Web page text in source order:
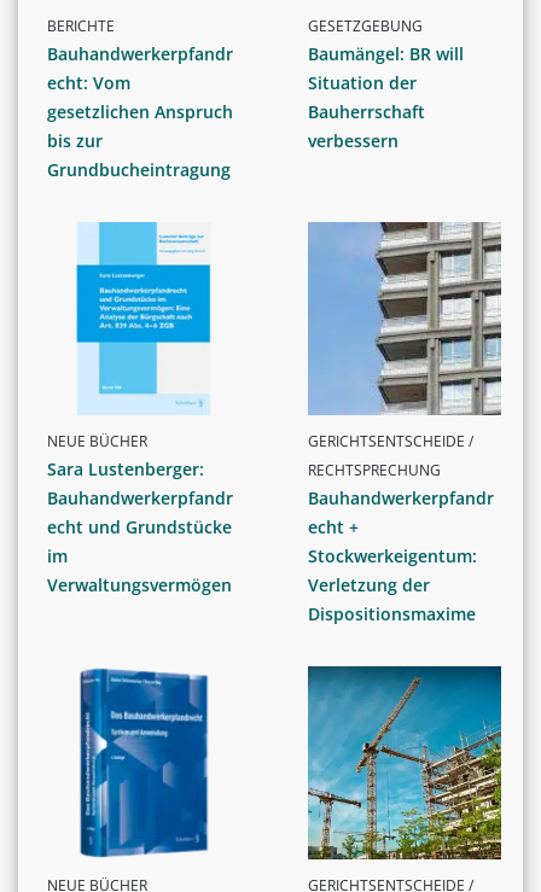
BERICHTE
Bauhandwerkerpfandr
echt: Vom
gesetzlichen Anspruch
bis zur
Grundbucheintragung
GESETZGEBUNG
Baumängel: BR will
Situation der
Bauherrschaft
verbessern
NEUE BÜCHER
Sara Lustenberger:
Bauhandwerkerpfandr
echt und Grundstücke
im
Verwaltungsvermögen
GERICHTSENTSCHEIDE /
RECHTSPRECHUNG
Bauhandwerkerpfandr
echt +
Stockwerkeigentum:
Verletzung der
Dispositionsmaxime
NEUE BÜCHER GERICHTSENTSCHEIDE /